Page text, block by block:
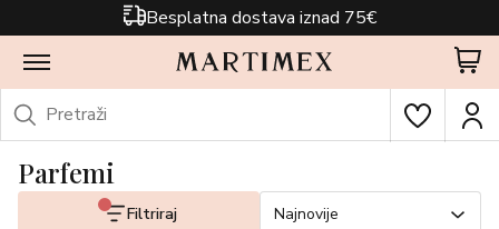
Besplatna dostava iznad 75€
Parfemi
Filtriraj Najnovije